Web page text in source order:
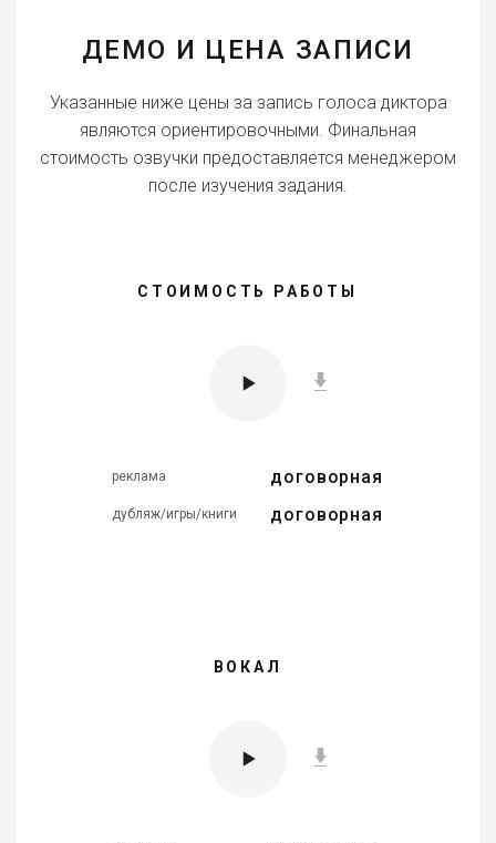
ДЕМО И ЦЕНА ЗАПИСИ
Указанные ниже цены за запись голоса диктора
являются ориентировочными. Финальная
стоимость озвучки предоставляется менеджером
после изучения задания.
СТОИМОСТЬ РАБОТЫ
реклама договорная
дубляж/игры/книги договорная
ВОКАЛ